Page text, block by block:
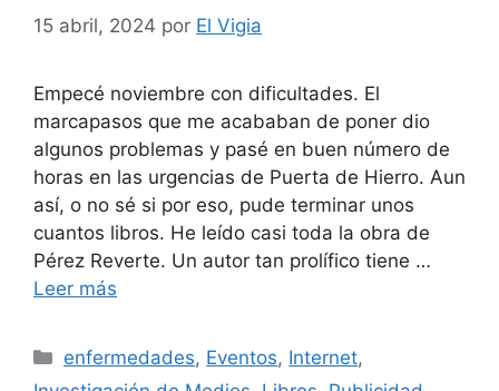
15 abril, 2024 por El Vigia
Empecé noviembre con dificultades. El
marcapasos que me acababan de poner dio
algunos problemas y pasé en buen número de
horas en las urgencias de Puerta de Hierro. Aun
así, o no sé si por eso, pude terminar unos
cuantos libros. He leído casi toda la obra de
Pérez Reverte. Un autor tan prolífico tiene …
Leer más
Categorías
enfermedades, Eventos, Internet,